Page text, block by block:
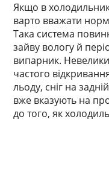
Якщо в
варто вважати
Така система
зайву вологу й
випарник. Невеликий
частого
льоду, сніг на
вже вказують на
до того, як